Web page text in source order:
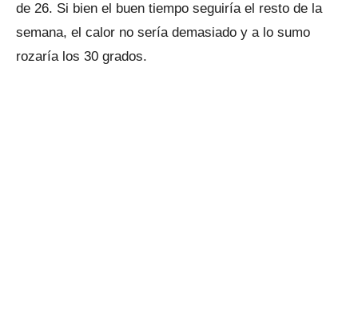
de 26. Si bien el buen tiempo seguiría el resto de la
semana, el calor no sería demasiado y a lo sumo
rozaría los 30 grados.